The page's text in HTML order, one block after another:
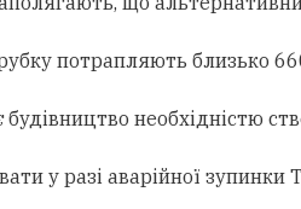
потрапляють близько
будівництво необхідністю
у разі аварійної